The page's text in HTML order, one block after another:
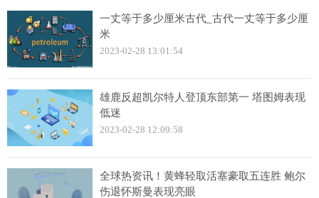
一丈等于多少厘米古代_古代一丈等于多少厘
米
2023-02-28 13:01:54
雄鹿反超凯尔特人登顶东部第一 塔图姆表现
低迷
2023-02-28 12:09:58
全球热资讯！黄蜂轻取活塞豪取五连胜 鲍尔
伤退怀斯曼表现亮眼